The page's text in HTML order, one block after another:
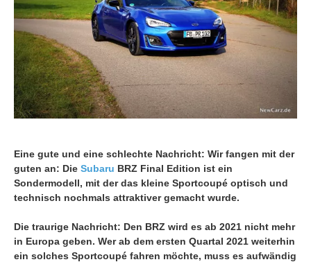
Eine gute und eine schlechte Nachricht: Wir fangen mit der
guten an: Die Subaru BRZ Final Edition ist ein
Sondermodell, mit der das kleine Sportcoupé optisch und
technisch nochmals attraktiver gemacht wurde.
Die traurige Nachricht: Den BRZ wird es ab 2021 nicht mehr
in Europa geben. Wer ab dem ersten Quartal 2021 weiterhin
ein solches Sportcoupé fahren möchte, muss es aufwändig